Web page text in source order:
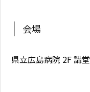
会場
県立広島病院 2F 講堂